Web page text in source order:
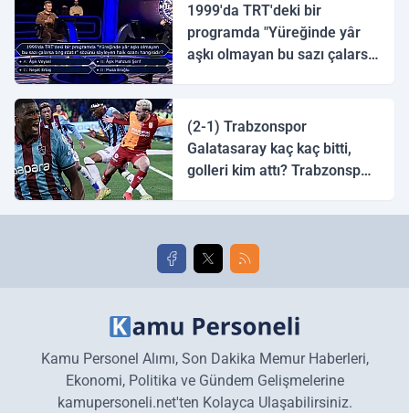
1999'da TRT'deki bir
programda "Yüreğinde yâr
aşkı olmayan bu sazı çalarsa
(2-1) Trabzonspor
Galatasaray kaç kaç bitti,
golleri kim attı? Trabzonspor
golleri!
Kamu Personel Alımı, Son Dakika Memur Haberleri,
Ekonomi, Politika ve Gündem Gelişmelerine
kamupersoneli.net'ten Kolayca Ulaşabilirsiniz.